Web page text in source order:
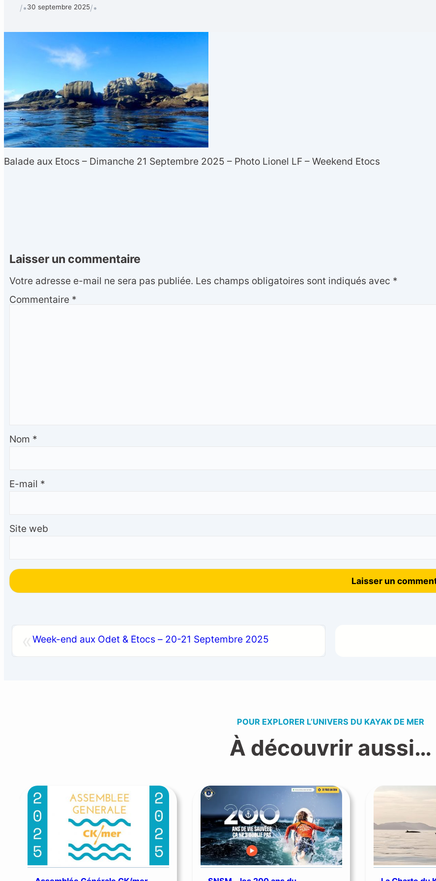
/•30 septembre 2025/•
Balade aux Etocs – Dimanche 21 Septembre 2025 – Photo Lionel LF – Weekend Etocs
Laisser un commentaire
Votre adresse e-mail ne sera pas publiée. Les champs obligatoires sont indiqués avec *
Commentaire *
Nom *
E-mail *
Site web
Week-end aux Odet & Étocs – 20-21 Septembre 2025
POUR EXPLORER L’UNIVERS DU KAYAK DE MER
À découvrir aussi…